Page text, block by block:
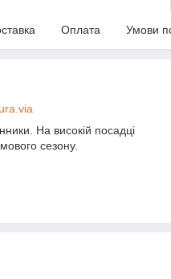
Оплата Умови
На високій посадці
сезону.